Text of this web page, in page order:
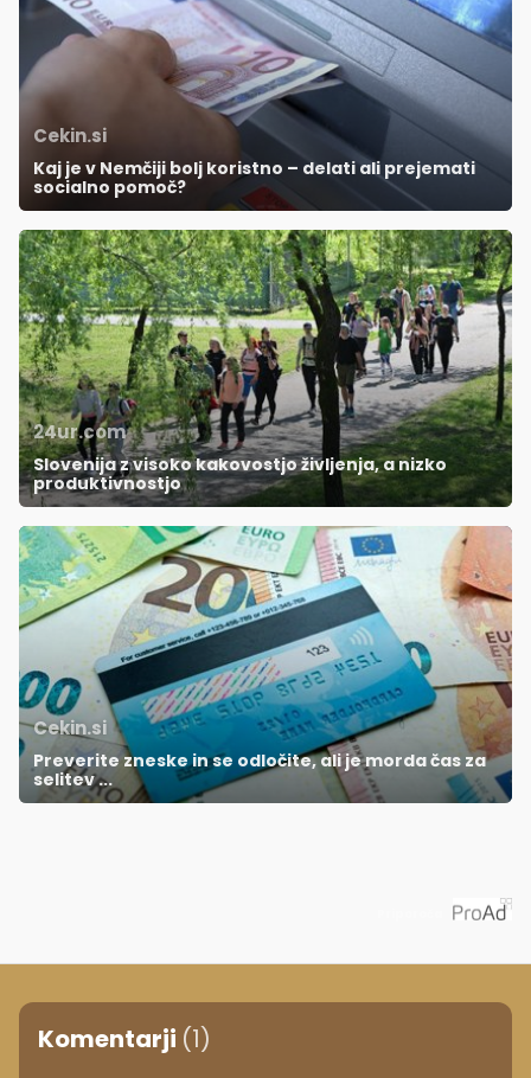
Cekin.si
Kaj je v Nemčiji bolj koristno – delati ali prejemati
socialno pomoč?
24ur.com
Slovenija z visoko kakovostjo življenja, a nizko
produktivnostjo
Cekin.si
Preverite zneske in se odločite, ali je morda čas za
selitev ...
Komentarji (1)